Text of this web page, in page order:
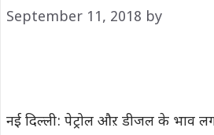
September 11, 2018 by
नई दिल्ली: पेट्रोल औऱ डीजल के भाव